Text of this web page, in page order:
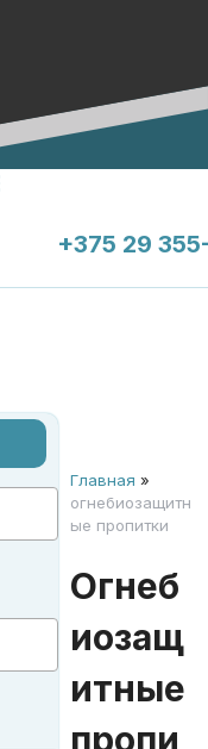
+375 29
Главная »
огнебиозащитн
ые пропитки
Огнеб
иозащ
итные
пропи